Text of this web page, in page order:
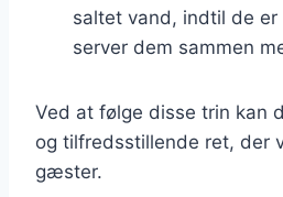
saltet vand, indtil de
server dem sammen
Ved at følge disse trin kan
og tilfredsstillende ret, der
gæster.